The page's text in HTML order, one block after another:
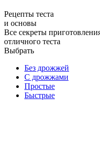
Рецепты теста
и основы
Все секреты
отличного теста
Выбрать
Без дрожжей
С дрожжами
Простые
Быстрые